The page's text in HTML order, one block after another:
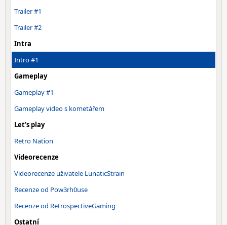
Trailer #1
Trailer #2
Intra
Intro #1
Gameplay
Gameplay #1
Gameplay video s kometářem
Let's play
Retro Nation
Videorecenze
Videorecenze uživatele LunaticStrain
Recenze od Pow3rh0use
Recenze od RetrospectiveGaming
Ostatní